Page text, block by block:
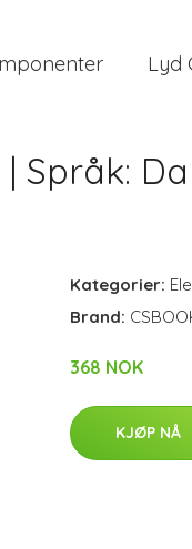
Lyd
Språk:
Kategorier:
Brand:
368 NOK
KJØP NÅ